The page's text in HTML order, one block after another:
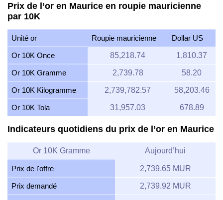
Prix de l’or en Maurice en roupie mauricienne
par 10K
Unité or Roupie mauricienne Dollar US
Or 10K Once 85,218.74 1,810.37
Or 10K Gramme 2,739.78 58.20
Or 10K Kilogramme 2,739,782.57 58,203.46
Or 10K Tola 31,957.03 678.89
Indicateurs quotidiens du prix de l’or en Maurice
Or 10K Gramme Aujourd’hui
Prix de l'offre 2,739.65 MUR
Prix demandé 2,739.92 MUR